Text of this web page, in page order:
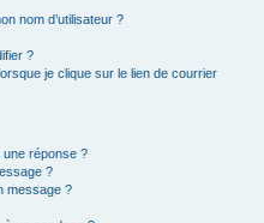
nom d’utilisateur ?
?
je clique sur le lien de courrier
une réponse ?
?
message ?